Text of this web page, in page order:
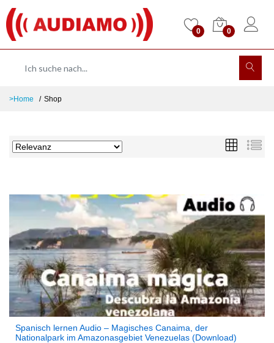
0 0
>Home Shop
Spanisch lernen Audio – Magisches Canaima, der
Nationalpark im Amazonasgebiet Venezuelas (Download)